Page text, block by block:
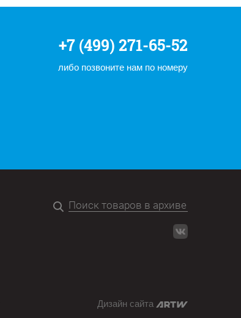
+7 (499) 271-65-52
либо позвоните нам по номеру
Дизайн сайта